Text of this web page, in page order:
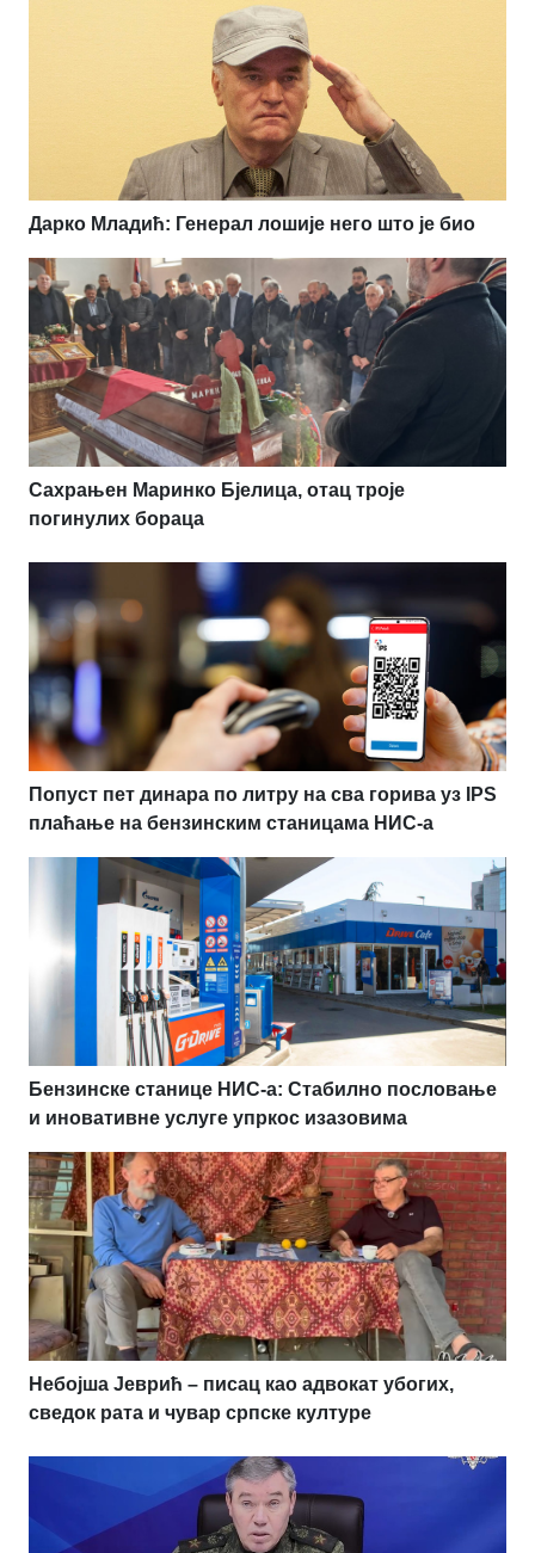
Дарко Младић: Генерал лошије него што је био
Сахрањен Маринко Бјелица, отац троје
погинулих бораца
Попуст пет динара по литру на сва горива уз IPS
плаћање на бензинским станицама НИС-а
Бензинске станице НИС-а: Стабилно пословање
и иновативне услуге упркос изазовима
Небојша Јеврић – писац као адвокат убогих,
сведок рата и чувар српске културе